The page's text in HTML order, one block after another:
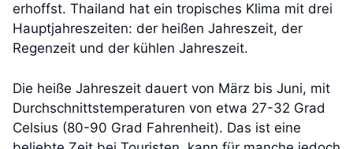
erhoffst. Thailand hat ein tropisches Klima mit drei
Hauptjahreszeiten: der heißen Jahreszeit, der
Regenzeit und der kühlen Jahreszeit.
Die heiße Jahreszeit dauert von März bis Juni, mit
Durchschnittstemperaturen von etwa 27-32 Grad
Celsius (80-90 Grad Fahrenheit). Das ist eine